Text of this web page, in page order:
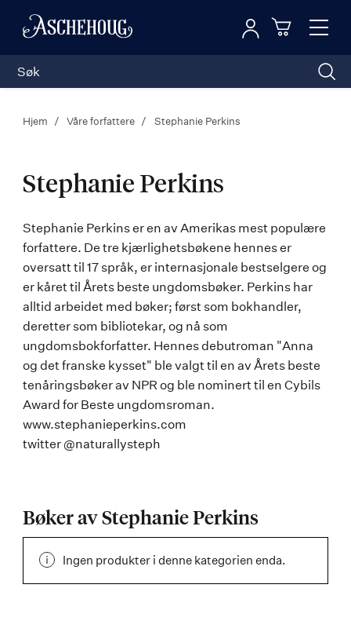
Toggle
Logg inn
Hjem Våre forfattere Stephanie Perkins
Stephanie Perkins
Stephanie
Perkins
Stephanie Perkins er en av Amerikas mest populære
forfattere. De tre kjærlighetsbøkene hennes er
oversatt til 17 språk, er internasjonale bestselgere og
er kåret til Årets beste ungdomsbøker. Perkins har
alltid arbeidet med bøker; først som bokhandler,
deretter som bibliotekar, og nå som
ungdomsbokforfatter. Hennes debutroman "Anna
og det franske kysset" ble valgt til en av Årets beste
tenåringsbøker av NPR og ble nominert til en Cybils
Award for Beste ungdomsroman.
www.stephanieperkins.com
twitter @naturallysteph
Bøker av Stephanie Perkins
Ingen produkter i denne kategorien enda.